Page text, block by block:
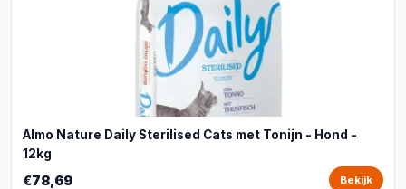
Almo Nature Daily Sterilised Cats met Tonijn - Hond -
12kg
€78,69 Bekijk